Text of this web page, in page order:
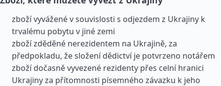
zboží vyvážené v souvislosti s odjezdem z Ukrajiny k
trvalému pobytu v jiné zemi
zboží zděděné nerezidentem na Ukrajině, za
předpokladu, že složení dědictví je potvrzeno notářem
zboží dočasně vyvezené rezidenty přes celní hranici
Ukrajiny za přítomnosti písemného závazku k jeho